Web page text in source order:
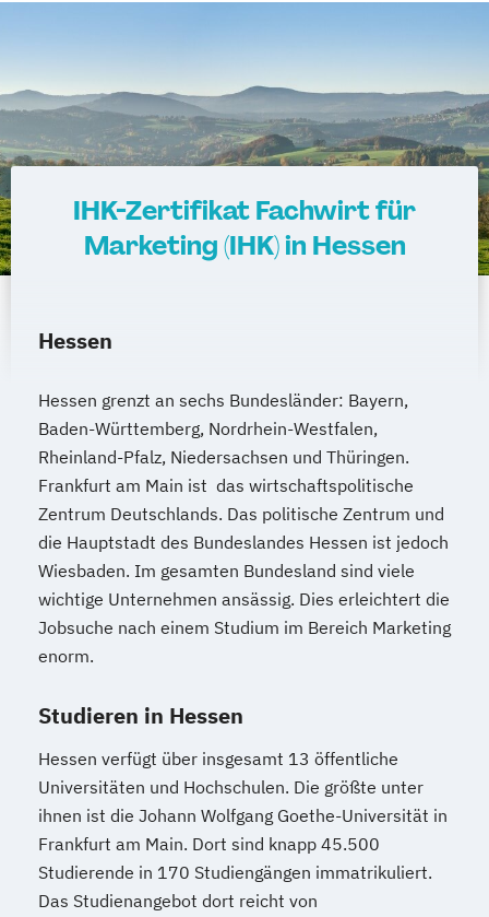
IHK-Zertifikat Fachwirt für
Marketing (IHK) in Hessen
Hessen
Hessen grenzt an sechs Bundesländer: Bayern,
Baden-Württemberg, Nordrhein-Westfalen,
Rheinland-Pfalz, Niedersachsen und Thüringen.
Frankfurt am Main ist das wirtschaftspolitische
Zentrum Deutschlands. Das politische Zentrum und
die Hauptstadt des Bundeslandes Hessen ist jedoch
Wiesbaden. Im gesamten Bundesland sind viele
wichtige Unternehmen ansässig. Dies erleichtert die
Jobsuche nach einem Studium im Bereich Marketing
enorm.
Studieren in Hessen
Hessen verfügt über insgesamt 13 öffentliche
Universitäten und Hochschulen. Die größte unter
ihnen ist die Johann Wolfgang Goethe-Universität in
Frankfurt am Main. Dort sind knapp 45.500
Studierende in 170 Studiengängen immatrikuliert.
Das Studienangebot dort reicht von